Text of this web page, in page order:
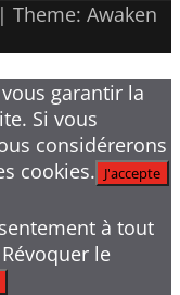
| Theme: Awaken
garantir la
Si vous
considérerons
cookies. J'accepte
à tout
le